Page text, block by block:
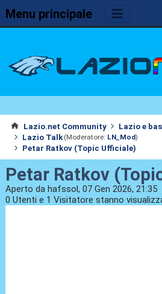
Menu principale
Lazio.net Community
Lazio e
Lazio Talk (Moderatore: LN_Mod)
Petar Ratkov (Topic Ufficiale)
Petar Ratkov
Aperto da hafssol, 07 Gen 2026, 21:35
0 Utenti e 1 Visitatore stanno